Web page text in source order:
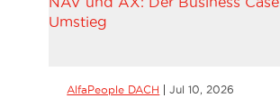
AlfaPeople DACH Jul 10, 2026